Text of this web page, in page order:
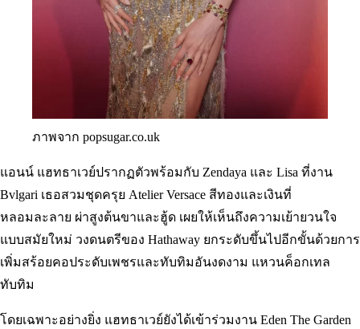
ภาพจาก popsugar.co.uk
แอนน์ แฮทธาเวย์ปรากฏตัวพร้อมกับ Zendaya และ Lisa ที่งาน
Bvlgari เธอสวมชุดครุย Atelier Versace สีทองและเงินที่
หลอมละลาย ผ่าสูงต้นขาและฮู้ด เผยให้เห็นถึงความเย้ายวนใจ
แบบสมัยใหม่ วงดนตรีของ Hathaway ยกระดับขึ้นไปอีกขั้นด้วยการ
เพิ่มสร้อยคอประดับเพชรและทับทิมอันงดงาม แหวนค็อกเทล
ทับทิม
โดยเฉพาะอย่างยิ่ง แฮทธาเวย์ยังได้เข้าร่วมงาน Eden The Garden